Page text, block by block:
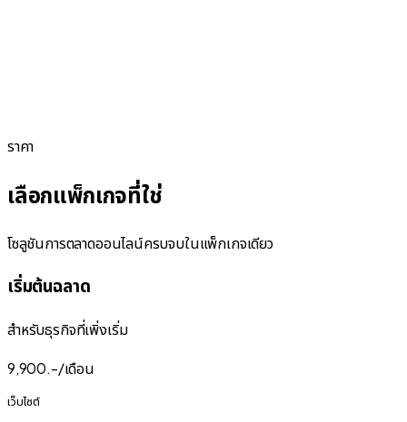
ราคา
เลือกแพ็กเกจที่ใช่
โซลูชันการตลาดออนไลน์ครบจบในแพ็กเกจเดียว
เริ่มต้นฉลาด
สำหรับธุรกิจที่เพิ่งเริ่ม
9,900.-/เดือน
เว็บไซต์